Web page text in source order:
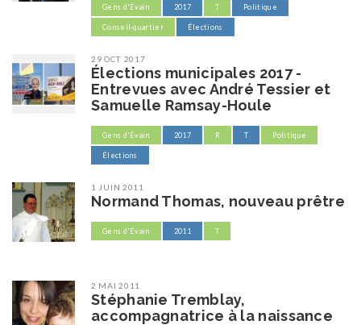
Gens d'Évain 2017 T Politique
Conseil-quartier Élections
29 OCT. 2017
Élections municipales 2017 -
Entrevues avec André Tessier et
Samuelle Ramsay-Houle
Gens d'Évain 2017 R T Politique
Élections
1 JUIN 2011
Normand Thomas, nouveau prêtre
Gens d'Évain 2011 T
2 MAI 2011
Stéphanie Tremblay,
accompagnatrice à la naissance